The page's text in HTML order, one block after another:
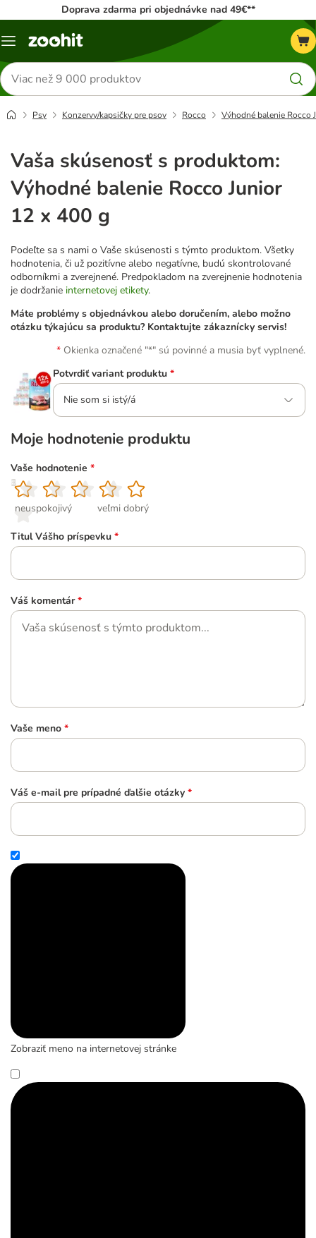
Doprava zdarma pri objednávke nad 49€**
Kategórie
Hľadať
produkty
Psy Konzervy/kapsičky pre psov Rocco Výhodné balenie Rocco
Vaša skúsenosť s produktom:
Výhodné balenie Rocco Junior
12 x 400 g
Podeľte sa s nami o Vaše skúsenosti s týmto produktom. Všetky
hodnotenia, či už pozitívne alebo negatívne, budú skontrolované
odborníkmi a zverejnené. Predpokladom na zverejnenie hodnotenia
je dodržanie internetovej etikety.
Máte problémy s objednávkou alebo doručením, alebo možno
otázku týkajúcu sa produktu? Kontaktujte zákaznícky servis!
Okienka označené "*" sú povinné a musia byť vyplnené.
Potvrdiť variant produktu *
Nie som si istý/á
Moje hodnotenie produktu
Vaše hodnotenie *
1
neuspokojivý
2
3
4
5
veľmi dobrý
Titul Vášho príspevku *
Váš komentár *
Vaše meno *
Váš e-mail pre prípadné ďalšie otázky *
Zobraziť meno na internetovej stránke